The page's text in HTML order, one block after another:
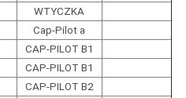
WTYCZKA
Cap-Pilot a
CAP-PILOT B1
CAP-PILOT B1
CAP-PILOT B2